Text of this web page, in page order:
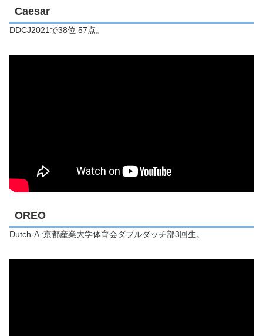
Caesar
DDCJ2021で38位 57点。
OREO
Dutch-A :京都産業大学体育会ダブルダッチ部3回生。